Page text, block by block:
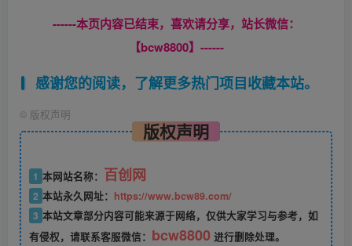
------本页内容已结束，喜欢请分享，站长微信：
【bcw8800】------
感谢您的阅读，了解更多热门项目收藏本站。
© 版权声明
版权声明
1 本网站名称： 百创网
2 本站永久网址： https://www.bcw89.com/
3 本站文章部分内容可能来源于网络，仅供大家学习与参考，如
有侵权，请联系客服微信： bcw8800 进行删除处理。